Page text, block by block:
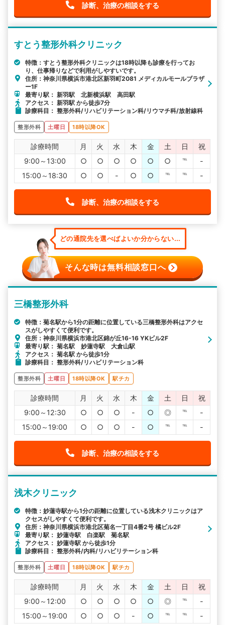
診断、治療の相談をする
すとう整形外科クリニック
特徴：すとう整形外科クリニックは18時以降も診療を行ってお
り、仕事帰りなどで利用がしやすいです。
住所：神奈川県横浜市港北区新羽町2081 メディカルモールブラザ
ー1F
最寄り駅： 新羽駅 北新横浜駅 高田駅
アクセス： 新羽駅 から徒歩7分
診療科目： 整形外科/リハビリテーション科/リウマチ科/放射線科
整形外科 土曜日 18時以降OK
診療時間 月 火 水 木 金 土 日
祝
9:00～13:00
○ ○ ○ ○ ○ ○ ℡
-
15:00～18:30
○ ○ - ○ ○ ℡ ℡ -
診断、治療の相談をする
どの通院先を選べばよいか分からない...
そんな時は無料相談窓口へ
三橋整形外科
特徴：菊名駅から1分の距離に位置している三橋整形外科はアクセ
スがしやすくて便利です。
住所：神奈川県横浜市港北区錦が丘16-16 YKビル2F
最寄り駅： 菊名駅 妙蓮寺駅 大倉山駅
アクセス： 菊名駅 から徒歩1分
診療科目： 整形外科/リハビリテーション科
整形外科 土曜日 18時以降OK 駅チカ
診療時間 月 火 水 木 金 土 日
祝
9:00～12:30
○ ○ ○ - ○ ◎ ℡
-
15:00～19:00
○ ○ ○ - ○ ℡ ℡ -
診断、治療の相談をする
浅木クリニック
特徴：妙蓮寺駅から1分の距離に位置している浅木クリニックはア
クセスがしやすくて便利です。
住所：神奈川県横浜市港北区菊名一丁目4番2号 橘ビル2F
最寄り駅： 妙蓮寺駅 白楽駅 菊名駅
アクセス： 妙蓮寺駅 から徒歩1分
診療科目： 整形外科/内科/リハビリテーション科
整形外科 土曜日 18時以降OK 駅チカ
診療時間 月 火 水 木 金 土 日
祝
9:00～12:00
○ ○ ○ ○ ○ ◎ ℡
-
15:00～19:00
○ ○ ○ - ○ ℡ ℡ -